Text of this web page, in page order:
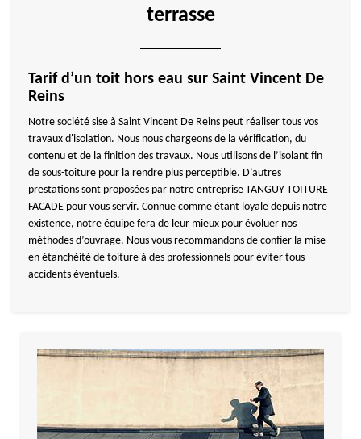
terrasse
Tarif d’un toit hors eau sur Saint Vincent De
Reins
Notre société sise à Saint Vincent De Reins peut réaliser tous vos
travaux d'isolation. Nous nous chargeons de la vérification, du
contenu et de la finition des travaux. Nous utilisons de l’isolant fin
de sous-toiture pour la rendre plus perceptible. D’autres
prestations sont proposées par notre entreprise TANGUY TOITURE
FACADE pour vous servir. Connue comme étant loyale depuis notre
existence, notre équipe fera de leur mieux pour évoluer nos
méthodes d’ouvrage. Nous vous recommandons de confier la mise
en étanchéité de toiture à des professionnels pour éviter tous
accidents éventuels.